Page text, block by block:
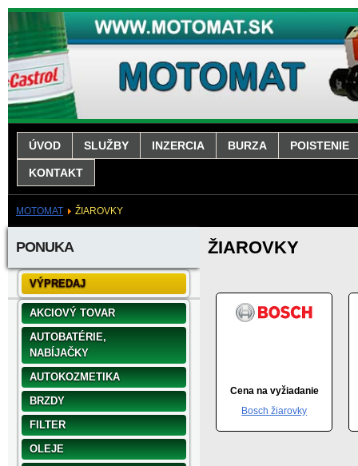
ÚVOD SLUŽBY INZERCIA BURZA POISTENIE
KONTAKT
MOTOMAT ŽIAROVKY
PONUKA
VÝPREDAJ
AKCIOVÝ TOVAR
AUTOBATÉRIE,
NABÍJAČKY
AUTOKOZMETIKA
BRZDY
FILTER
OLEJE
ŽIAROVKY
Cena na vyžiadanie
Bosch žiarovky